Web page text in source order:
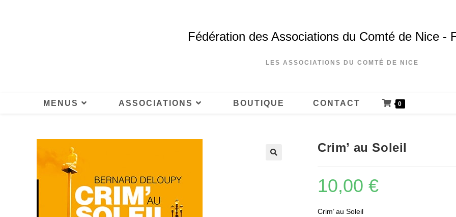
Fédération des Associations du Comté de Nice -
LES ASSOCIATIONS DU COMTÉ DE NICE
MENUS ASSOCIATIONS BOUTIQUE CONTACT 0
Crim’ au Soleil
10,00 €
Crim’ au Soleil